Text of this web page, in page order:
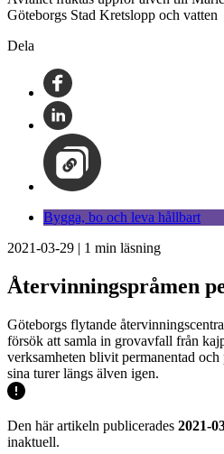
Göteborgs Stad Kretslopp och vatten
Dela
Bygga, bo och leva hållbart
2021-03-29 | 1 min läsning
Återvinningspråmen
Göteborgs flytande
försök att samla in grovavfall från
verksamheten blivit permanentad och
sina turer längs älven igen.
Den här artikeln publicerades 2021-
inaktuell.